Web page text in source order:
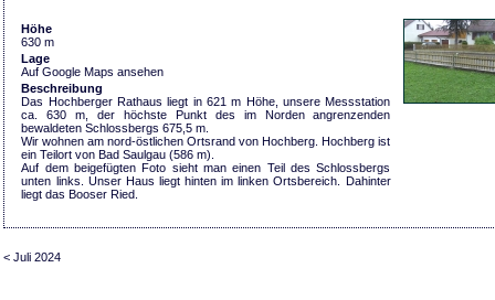
Höhe
630 m
Lage
Auf Google Maps ansehen
Beschreibung
Das Hochberger Rathaus liegt in 621 m Höhe, unsere Messstation
ca. 630 m, der höchste Punkt des im Norden angrenzenden
bewaldeten Schlossbergs 675,5 m.
Wir wohnen am nord-östlichen Ortsrand von Hochberg. Hochberg ist
ein Teilort von Bad Saulgau (586 m).
Auf dem beigefügten Foto sieht man einen Teil des Schlossbergs
unten links. Unser Haus liegt hinten im linken Ortsbereich. Dahinter
liegt das Booser Ried.
< Juli 2024